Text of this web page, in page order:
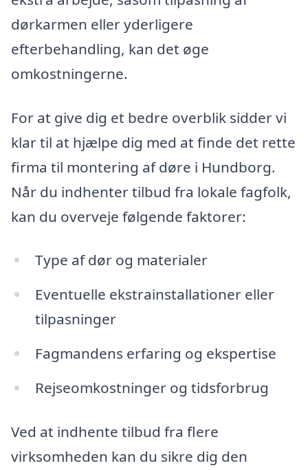
dørkarmen eller yderligere
efterbehandling, kan det øge
omkostningerne.
For at give dig et bedre overblik sidder vi
klar til at hjælpe dig med at finde det rette
firma til montering af døre i Hundborg.
Når du indhenter tilbud fra lokale fagfolk,
kan du overveje følgende faktorer:
Type af dør og materialer
Eventuelle ekstrainstallationer eller
tilpasninger
Fagmandens erfaring og ekspertise
Rejseomkostninger og tidsforbrug
Ved at indhente tilbud fra flere
virksomheden kan du sikre dig den